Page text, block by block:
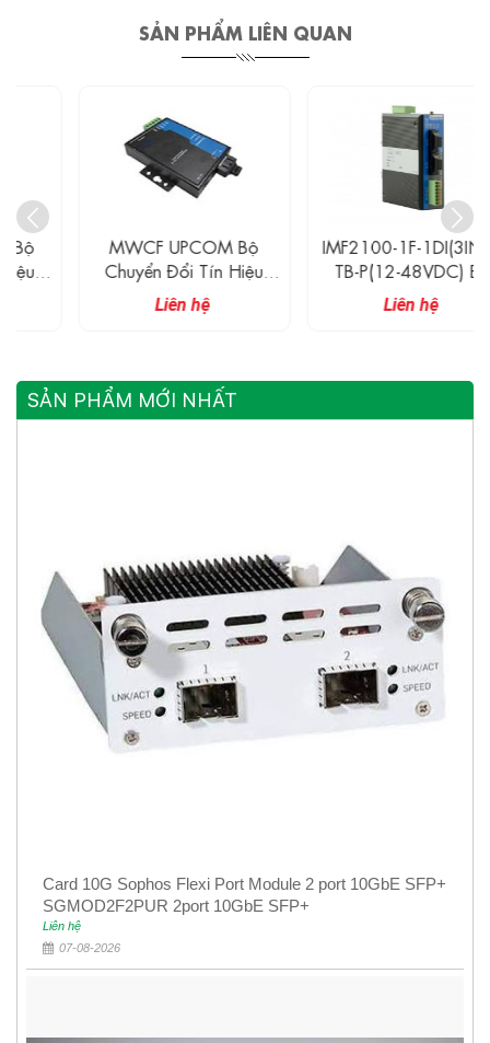
SẢN PHẨM LIÊN QUAN
MWCF UPCOM Bộ
Chuyển Đổi Tín Hiệu
Serial CAN Sang Quang
Liên hệ
IMF2100-1F-1DI(3IN1)-
TB-P(12-48VDC) Bộ
Chuyển Đổi Tín Hiệu 1
Cổng RS-232/485/422
Liên hệ
SẢN PHẨM MỚI NHẤT
Card 10G Sophos Flexi Port Module 2 port 10GbE SFP+
SGMOD2F2PUR 2port 10GbE SFP+
Liên hệ
07-08-2026